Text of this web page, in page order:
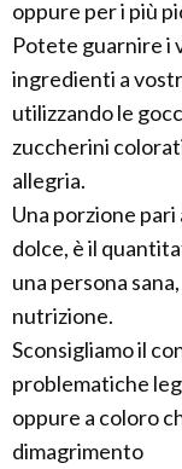
oppure per i più
Potete guarnire i
ingredienti a
utilizzando le
zuccherini
allegria.
Una porzione
dolce, è il
una persona
nutrizione.
Sconsigliamo il
problematiche
oppure a coloro
dimagrimento